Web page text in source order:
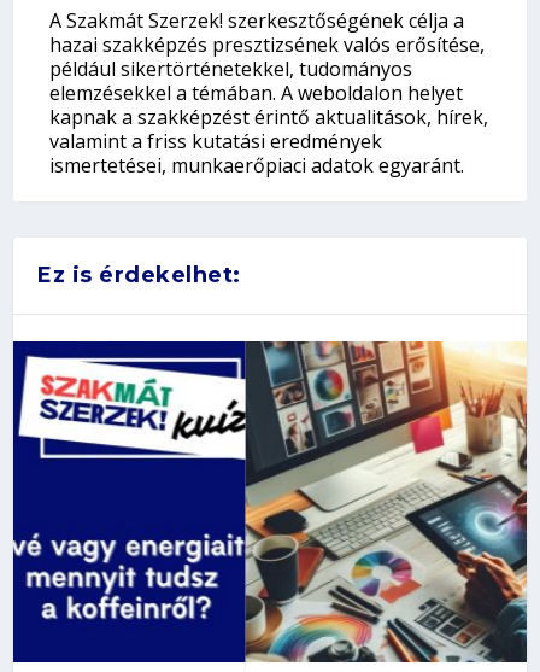
A Szakmát Szerzek! szerkesztőségének célja a
hazai szakképzés presztizsének valós erősítése,
például sikertörténetekkel, tudományos
elemzésekkel a témában. A weboldalon helyet
kapnak a szakképzést érintő aktualitások, hírek,
valamint a friss kutatási eredmények
ismertetései, munkaerőpiaci adatok egyaránt.
Ez is érdekelhet: